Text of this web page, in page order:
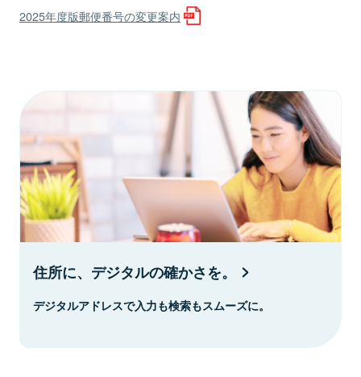
2025年度版郵便番号の変更案内
住所に、デジタルの確かさを。
デジタルアドレスで入力も検索もスムーズに。